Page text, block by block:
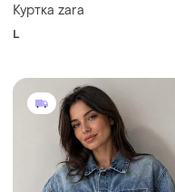
Куртка zara
L